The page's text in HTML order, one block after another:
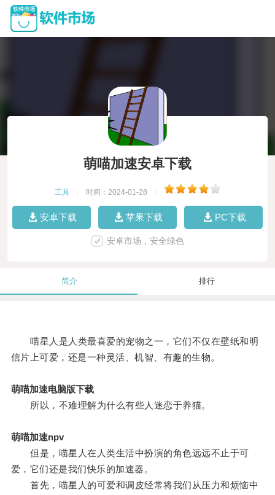
萌喵加速安卓下载
工具 时间：2024-01-28
安卓下载 苹果下载 PC下载
安卓市场，安全绿色
简介 排行
喵星人是人类最喜爱的宠物之一，它们不仅在壁纸和明
信片上可爱，还是一种灵活、机智、有趣的生物。
萌喵加速电脑版下载
所以，不难理解为什么有些人迷恋于养猫。
萌喵加速npv
但是，喵星人在人类生活中扮演的角色远远不止于可
爱，它们还是我们快乐的加速器。
首先，喵星人的可爱和调皮经常将我们从压力和烦恼中